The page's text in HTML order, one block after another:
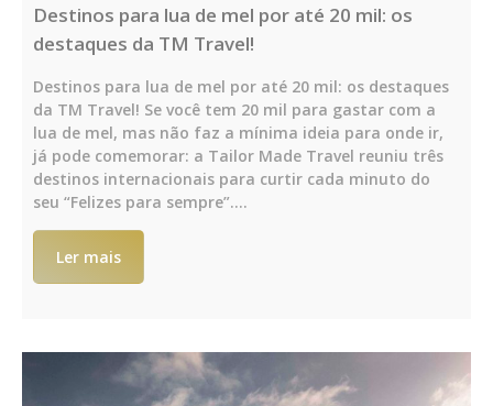
Destinos para lua de mel por até 20 mil: os
destaques da TM Travel!
Destinos para lua de mel por até 20 mil: os destaques
da TM Travel! Se você tem 20 mil para gastar com a
lua de mel, mas não faz a mínima ideia para onde ir,
já pode comemorar: a Tailor Made Travel reuniu três
destinos internacionais para curtir cada minuto do
seu “Felizes para sempre”.…
Ler mais